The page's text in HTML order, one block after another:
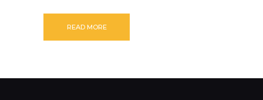
READ MORE